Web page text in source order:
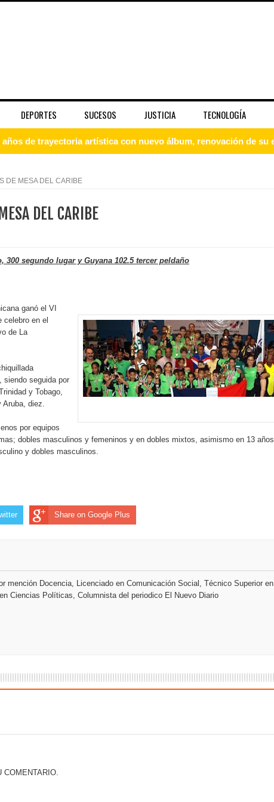
DEPORTES SUCESOS JUSTICIA TECNOLOGÍA
años de trayectoria artística con nuevo álbum, renovación de su
y El Canario se unen al regreso de Pavel Núñez y su
afirma que Banreservas seguirá impulsando la seguridad
oficina en el Centro de Retención de Vehículos de Pedro Brand
ISO 37001 y se convierte en la primera empresa del
la emisión de pólizas con Inteligencia Artificial y reduce el
superiores a RD$117 millones en proyecto Nuevas
la Ceremonia Centenaria: la región abrirá sus Juegos con
la interrupción del Premio Nacional de Artes Visuales
deslumbran con una noche de fusiones e invitados de
DE MESA DEL CARIBE
DEL CARIBE
segundo lugar y Guyana 102.5 tercer peldaño
ganó el VI
celebro en el
de La
siendo seguida por
y Tobago,
Aruba, diez.
por equipos
dobles masculinos y femeninos y en dobles mixtos, asimismo en 13
y dobles masculinos.
Share on Google Plus
mención Docencia, Licenciado en Comunicación Social, Técnico Superior en
Ciencias Políticas, Columnista del periodico El Nuevo Diario